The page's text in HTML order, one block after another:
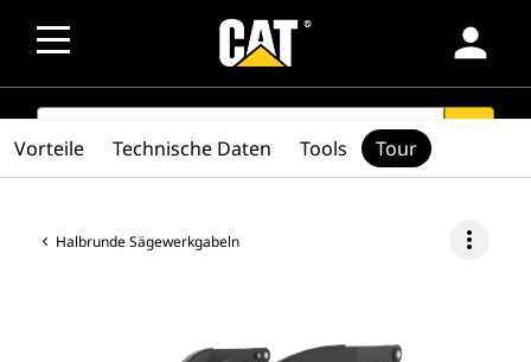
person
SEARCH
Halbrunde Sägewerkgabeln more_vert
Vorteile Technische Daten Tools Tour